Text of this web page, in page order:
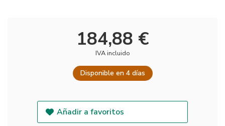
184,88 €
IVA incluido
Disponible en 4 días
Añadir a favoritos